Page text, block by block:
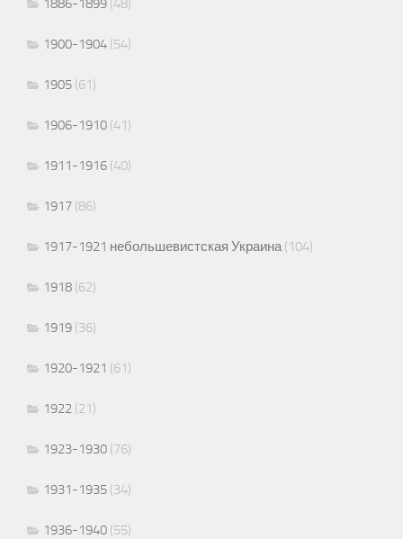
1886-1899 (48)
1900-1904 (54)
1905 (61)
1906-1910 (41)
1911-1916 (40)
1917 (86)
1917-1921 небольшевистская Украина(104)
1918 (62)
1919 (36)
1920-1921 (61)
1922 (21)
1923-1930 (76)
1931-1935 (34)
1936-1940 (55)